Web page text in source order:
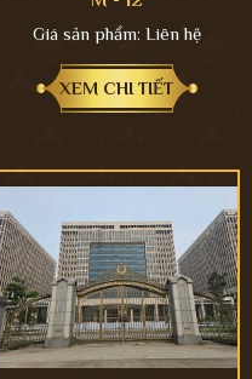
Giá sản phẩm: Liên hệ
XEM CHI TIẾT